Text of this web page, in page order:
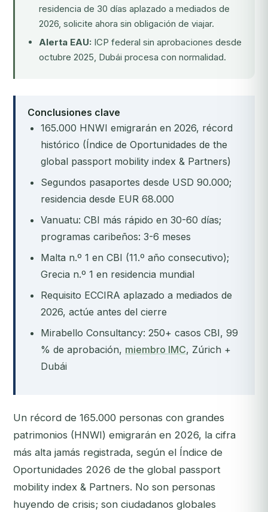
residencia de 30 días aplazado a mediados de
2026, solicite ahora sin obligación de viajar.
Alerta EAU: ICP federal sin aprobaciones desde
octubre 2025, Dubái procesa con normalidad.
Conclusiones clave
165.000 HNWI emigrarán en 2026, récord
histórico (Índice de Oportunidades de the
global passport mobility index & Partners)
Segundos pasaportes desde USD 90.000;
residencia desde EUR 68.000
Vanuatu: CBI más rápido en 30-60 días;
programas caribeños: 3-6 meses
Malta n.º 1 en CBI (11.º año consecutivo);
Grecia n.º 1 en residencia mundial
Requisito ECCIRA aplazado a mediados de
2026, actúe antes del cierre
Mirabello Consultancy: 250+ casos CBI, 99
% de aprobación, miembro IMC, Zúrich +
Dubái
Un récord de 165.000 personas con grandes
patrimonios (HNWI) emigrarán en 2026, la cifra
más alta jamás registrada, según el Índice de
Oportunidades 2026 de the global passport
mobility index & Partners. No son personas
huyendo de crisis; son ciudadanos globales